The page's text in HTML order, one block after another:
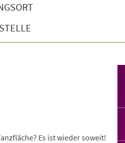
Es ist wieder soweit!